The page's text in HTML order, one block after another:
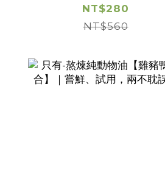
良品優惠】(有效日期
2026/8/21)
NT$280
NT$560